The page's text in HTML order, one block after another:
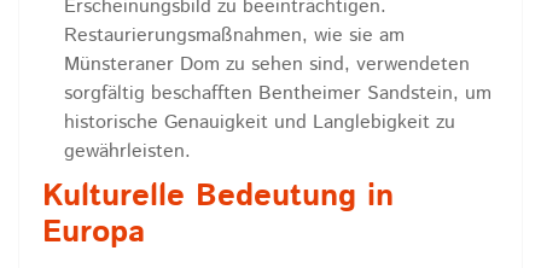
Erscheinungsbild zu beeinträchtigen.
Restaurierungsmaßnahmen, wie sie am
Münsteraner Dom zu sehen sind, verwendeten
sorgfältig beschafften Bentheimer Sandstein, um
historische Genauigkeit und Langlebigkeit zu
gewährleisten.
Kulturelle Bedeutung in
Europa